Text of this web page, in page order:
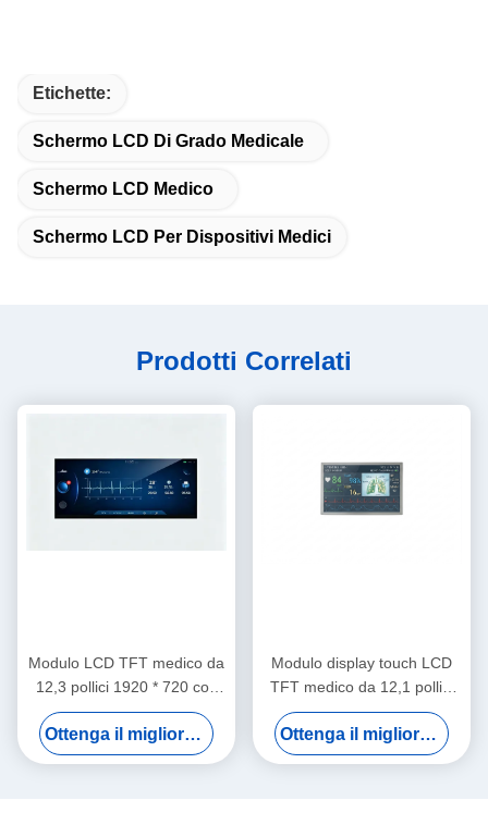
Etichette:
Schermo LCD Di Grado Medicale
Schermo LCD Medico
Schermo LCD Per Dispositivi Medici
Prodotti Correlati
Modulo LCD TFT medico da
12,3 pollici 1920 * 720 con
touch screen CTP
Ottenga il migliore prezzo
Modulo display touch LCD
TFT medico da 12,1 pollici
IPS 1280×800 1000nits
Ottenga il migliore prezzo